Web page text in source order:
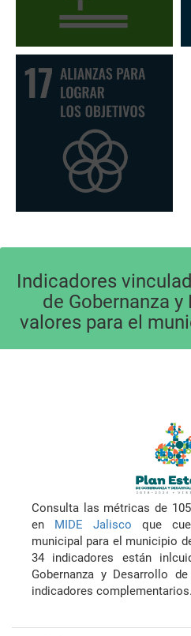
Indicadores
de Gobernanza
valores para el
Consulta las métricas de
en MIDE Jalisco que
municipal para el municipio
34 indicadores están
Gobernanza y Desarrollo
indicadores complementarios.